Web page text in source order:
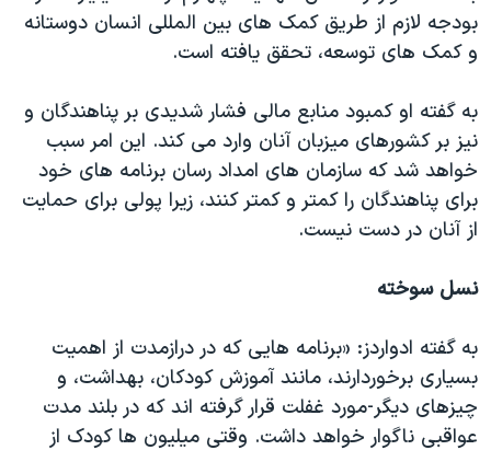
بودجه لازم از طریق کمک های بین المللی انسان دوستانه
و کمک های توسعه، تحقق یافته است.
به گفته او کمبود منابع مالی فشار شدیدی بر پناهندگان و
نیز بر کشورهای میزبان آنان وارد می کند. این امر سبب
خواهد شد که سازمان های امداد رسان برنامه های خود
برای پناهندگان را کمتر و کمتر کنند، زیرا پولی برای حمایت
از آنان در دست نیست.
نسل سوخته
به گفته ادواردز: «برنامه هایی که در درازمدت از اهمیت
بسیاری برخوردارند، مانند آموزش کودکان، بهداشت، و
چیزهای دیگر-مورد غفلت قرار گرفته اند که در بلند مدت
عواقبی ناگوار خواهد داشت. وقتی میلیون ها کودک از